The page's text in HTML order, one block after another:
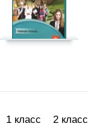
1 класс 2 класс